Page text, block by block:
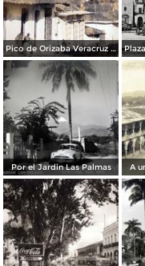
Pico de Orizaba Veracruz Mexico
Por el Jardin Las Palmas A